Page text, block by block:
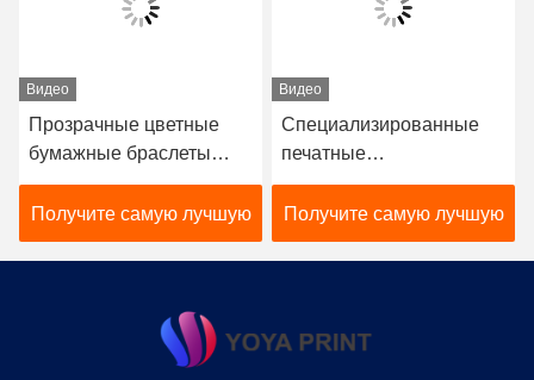
Видео
Прозрачные цветные
бумажные браслеты
Tyvek
Получите самую лучшую
Видео
Специализированные
печатные
персонализированные
бумажные браслеты для
мероприятий
синтетические
Получите самую лучшую